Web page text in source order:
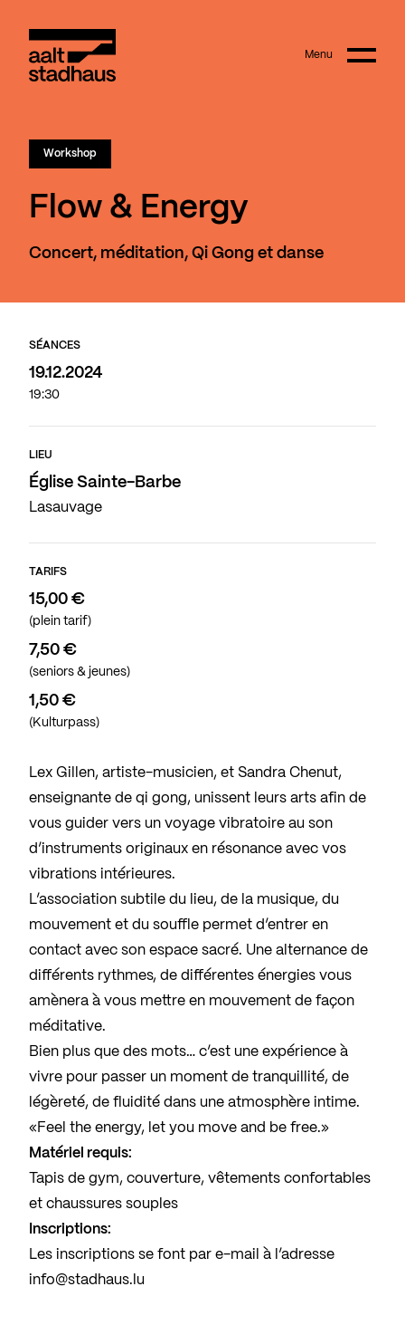
Main content Menu
Workshop
Flow & Energy
Concert, méditation, Qi Gong et danse
SÉANCES
19.12.2024
19:30
LIEU
Église Sainte-Barbe
Lasauvage
TARIFS
15,00 €
(plein tarif)
7,50 €
(seniors & jeunes)
1,50 €
(Kulturpass)
Lex Gillen, artiste-musicien, et Sandra Chenut,
enseignante de qi gong, unissent leurs arts afin de
vous guider vers un voyage vibratoire au son
d’instruments originaux en résonance avec vos
vibrations intérieures.
L’association subtile du lieu, de la musique, du
mouvement et du souffle permet d’entrer en
contact avec son espace sacré. Une alternance de
différents rythmes, de différentes énergies vous
amènera à vous mettre en mouvement de façon
méditative.
Bien plus que des mots… c’est une expérience à
vivre pour passer un moment de tranquillité, de
légèreté, de fluidité dans une atmosphère intime.
«Feel the energy, let you move and be free.»
Matériel requis:
Tapis de gym, couverture, vêtements confortables
et chaussures souples
Inscriptions:
Les inscriptions se font par e-mail à l’adresse
info@stadhaus.lu